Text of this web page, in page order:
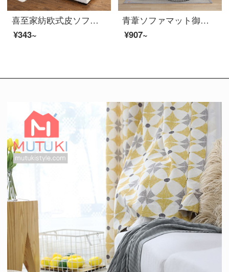
喜至家紡欧式皮ソファカバー背もたれカバー全カバー付き木滑り止めカバー窓手すりカバー夏凉しい席芝华仕新中国式赤い木オーダーメイド貴妃四季通用クッション曇花米白70*70 cm（単条装）
¥343~
青葦ソファマット御藤席アイスソファカバー夏エアコンシートソファクッション80*210 1枚入り刺繍のベージュ色
¥907~